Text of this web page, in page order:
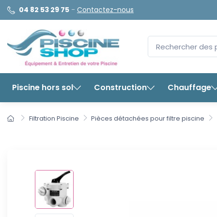
04 82 53 29 75 - Contactez-nous
Piscine hors sol Construction Chauffage
Filtration Piscine Pièces détachées pour filtre piscine